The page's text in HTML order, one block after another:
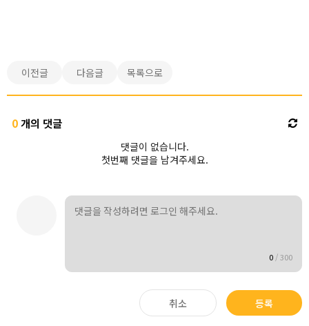
이전글 다음글 목록으로
0개의 댓글
댓글이 없습니다.
첫번째 댓글을 남겨주세요.
0/300
취소 등록